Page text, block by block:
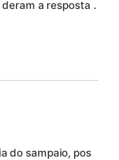
a resposta .
do sampaio, pos